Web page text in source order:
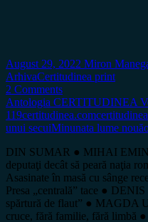
August 29, 2022 Miron
ArhivaCertitudinea print
2 Comments
Antologia CERTITUDINEA
119certitudinea.com
unui secuiMinunata lume nouă
DIN SUMAR ● MIHAI
deputaţi decât să peară naţia
Asasinate în masă cu sânge
Presa „centrală” tace ●
spărtură de flaut” ● MAGDA
cruce, fără familie, fără